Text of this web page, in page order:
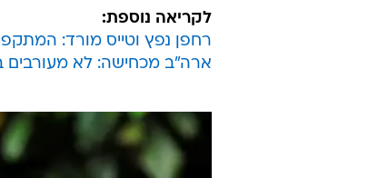
לקריאה נוספת:
רחפן נפץ וטייס מורד:
ארה"ב מכחישה: לא מעורבים